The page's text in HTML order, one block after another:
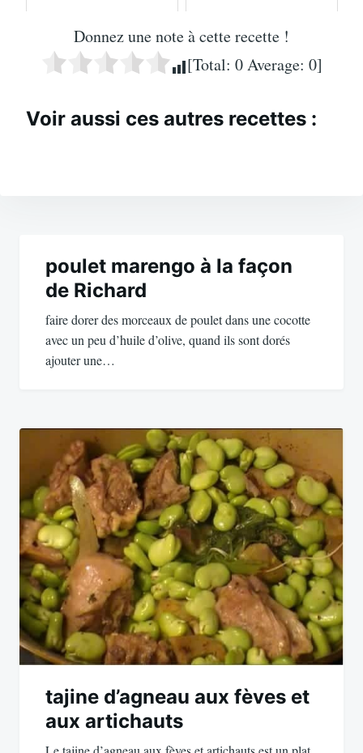
Donnez une note à cette recette !
[Total: 0Average: 0]
Voir aussi ces autres recettes :
l’article
poulet marengo à la façon
de Richard
faire dorer des morceaux de poulet dans une cocotte
avec un peu d’huile d’olive, quand ils sont dorés
ajouter une…
tajine d’agneau aux fèves et
aux artichauts